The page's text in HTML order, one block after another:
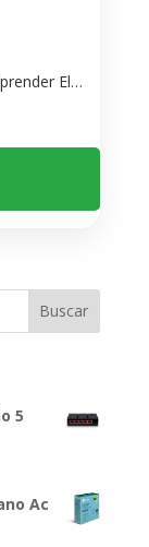
Kit Arduino Principiantes – Ideal para Aprender Electrónica y Programación
Buscar
5
Ac